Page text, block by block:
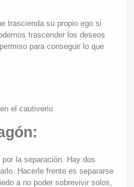
trascienda su propio ego si
trascender los deseos
para conseguir lo que
el cautiverio
la separación. Hay dos
Hacerle frente es separarse
a no poder sobrevivir solos,